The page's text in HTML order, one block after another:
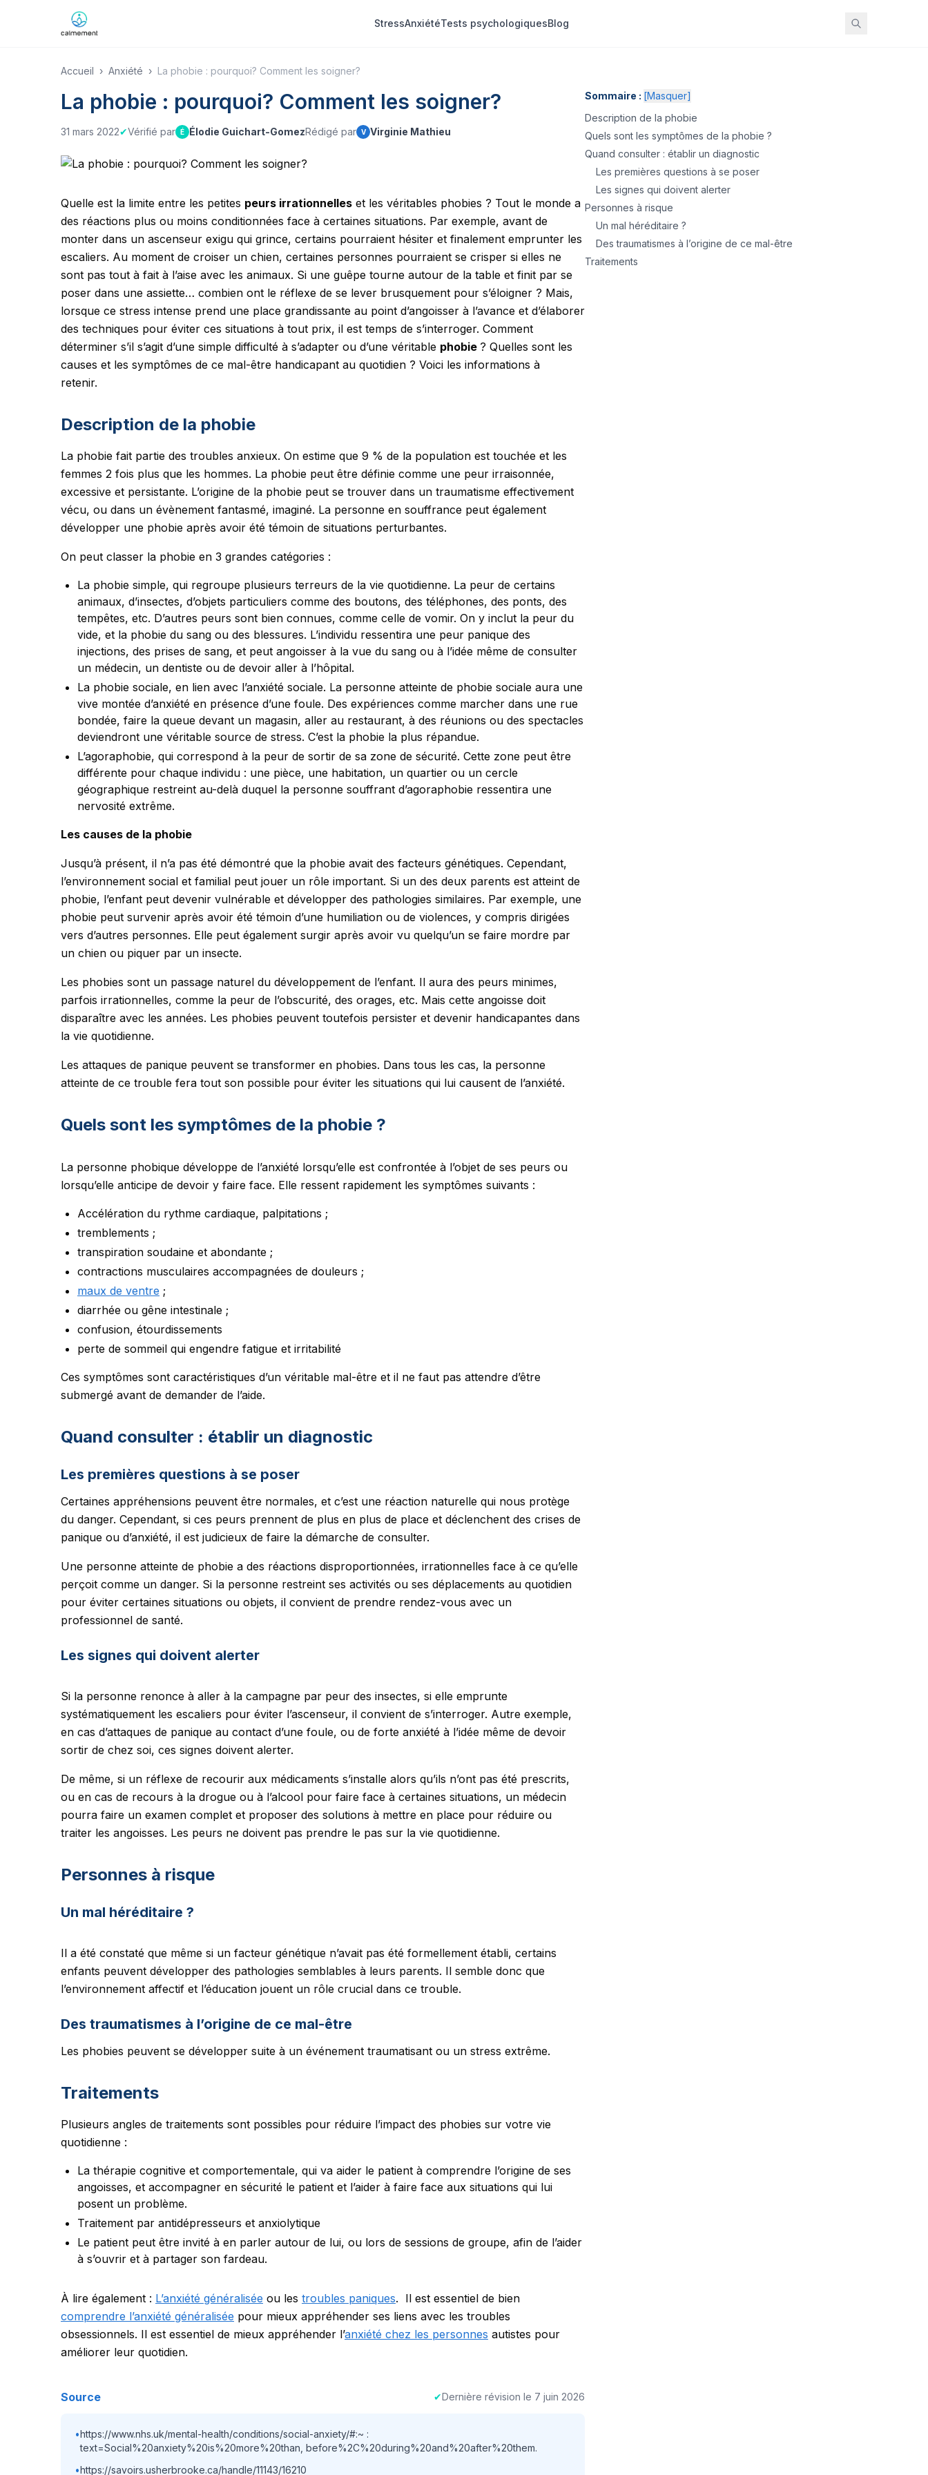
StressAnxiétéTests psychologiquesBlog
Accueil › Anxiété › La phobie : pourquoi? Comment les soigner?
La phobie : pourquoi? Comment les soigner?
31 mars 2022✔Vérifié par É Élodie Guichart-GomezRédigé par V Virginie Mathieu
Quelle est la limite entre les petites peurs irrationnelles et les véritables phobies ? Tout le monde a
des réactions plus ou moins conditionnées face à certaines situations. Par exemple, avant de
monter dans un ascenseur exigu qui grince, certains pourraient hésiter et finalement emprunter les
escaliers. Au moment de croiser un chien, certaines personnes pourraient se crisper si elles ne
sont pas tout à fait à l’aise avec les animaux. Si une guêpe tourne autour de la table et finit par se
poser dans une assiette… combien ont le réflexe de se lever brusquement pour s’éloigner ? Mais,
lorsque ce stress intense prend une place grandissante au point d’angoisser à l’avance et d’élaborer
des techniques pour éviter ces situations à tout prix, il est temps de s’interroger. Comment
déterminer s’il s’agit d’une simple difficulté à s’adapter ou d’une véritable phobie ? Quelles sont les
causes et les symptômes de ce mal-être handicapant au quotidien ? Voici les informations à
retenir.
Description de la phobie
La phobie fait partie des troubles anxieux. On estime que 9 % de la population est touchée et les
femmes 2 fois plus que les hommes. La phobie peut être définie comme une peur irraisonnée,
excessive et persistante. L’origine de la phobie peut se trouver dans un traumatisme effectivement
vécu, ou dans un évènement fantasmé, imaginé. La personne en souffrance peut également
développer une phobie après avoir été témoin de situations perturbantes.
On peut classer la phobie en 3 grandes catégories :
La phobie simple, qui regroupe plusieurs terreurs de la vie quotidienne. La peur de certains
animaux, d’insectes, d’objets particuliers comme des boutons, des téléphones, des ponts, des
tempêtes, etc. D’autres peurs sont bien connues, comme celle de vomir. On y inclut la peur du
vide, et la phobie du sang ou des blessures. L’individu ressentira une peur panique des
injections, des prises de sang, et peut angoisser à la vue du sang ou à l’idée même de consulter
un médecin, un dentiste ou de devoir aller à l’hôpital.
La phobie sociale, en lien avec l’anxiété sociale. La personne atteinte de phobie sociale aura une
vive montée d’anxiété en présence d’une foule. Des expériences comme marcher dans une rue
bondée, faire la queue devant un magasin, aller au restaurant, à des réunions ou des spectacles
deviendront une véritable source de stress. C’est la phobie la plus répandue.
L’agoraphobie, qui correspond à la peur de sortir de sa zone de sécurité. Cette zone peut être
différente pour chaque individu : une pièce, une habitation, un quartier ou un cercle
géographique restreint au-delà duquel la personne souffrant d’agoraphobie ressentira une
nervosité extrême.
Les causes de la phobie
Jusqu’à présent, il n’a pas été démontré que la phobie avait des facteurs génétiques. Cependant,
l’environnement social et familial peut jouer un rôle important. Si un des deux parents est atteint de
phobie, l’enfant peut devenir vulnérable et développer des pathologies similaires. Par exemple, une
phobie peut survenir après avoir été témoin d’une humiliation ou de violences, y compris dirigées
vers d’autres personnes. Elle peut également surgir après avoir vu quelqu’un se faire mordre par
un chien ou piquer par un insecte.
Les phobies sont un passage naturel du développement de l’enfant. Il aura des peurs minimes,
parfois irrationnelles, comme la peur de l’obscurité, des orages, etc. Mais cette angoisse doit
disparaître avec les années. Les phobies peuvent toutefois persister et devenir handicapantes dans
la vie quotidienne.
Les attaques de panique peuvent se transformer en phobies. Dans tous les cas, la personne
atteinte de ce trouble fera tout son possible pour éviter les situations qui lui causent de l’anxiété.
Quels sont les symptômes de la phobie ?
La personne phobique développe de l’anxiété lorsqu’elle est confrontée à l’objet de ses peurs ou
lorsqu’elle anticipe de devoir y faire face. Elle ressent rapidement les symptômes suivants :
Accélération du rythme cardiaque, palpitations ;
tremblements ;
transpiration soudaine et abondante ;
contractions musculaires accompagnées de douleurs ;
maux de ventre ;
diarrhée ou gêne intestinale ;
confusion, étourdissements
perte de sommeil qui engendre fatigue et irritabilité
Ces symptômes sont caractéristiques d’un véritable mal-être et il ne faut pas attendre d’être
submergé avant de demander de l’aide.
Quand consulter : établir un diagnostic
Les premières questions à se poser
Certaines appréhensions peuvent être normales, et c’est une réaction naturelle qui nous protège
du danger. Cependant, si ces peurs prennent de plus en plus de place et déclenchent des crises de
panique ou d’anxiété, il est judicieux de faire la démarche de consulter.
Une personne atteinte de phobie a des réactions disproportionnées, irrationnelles face à ce qu’elle
perçoit comme un danger. Si la personne restreint ses activités ou ses déplacements au quotidien
pour éviter certaines situations ou objets, il convient de prendre rendez-vous avec un
professionnel de santé.
Les signes qui doivent alerter
Si la personne renonce à aller à la campagne par peur des insectes, si elle emprunte
systématiquement les escaliers pour éviter l’ascenseur, il convient de s’interroger. Autre exemple,
en cas d’attaques de panique au contact d’une foule, ou de forte anxiété à l’idée même de devoir
sortir de chez soi, ces signes doivent alerter.
De même, si un réflexe de recourir aux médicaments s’installe alors qu’ils n’ont pas été prescrits,
ou en cas de recours à la drogue ou à l’alcool pour faire face à certaines situations, un médecin
pourra faire un examen complet et proposer des solutions à mettre en place pour réduire ou
traiter les angoisses. Les peurs ne doivent pas prendre le pas sur la vie quotidienne.
Personnes à risque
Un mal héréditaire ?
Il a été constaté que même si un facteur génétique n’avait pas été formellement établi, certains
enfants peuvent développer des pathologies semblables à leurs parents. Il semble donc que
l’environnement affectif et l’éducation jouent un rôle crucial dans ce trouble.
Des traumatismes à l’origine de ce mal-être
Les phobies peuvent se développer suite à un événement traumatisant ou un stress extrême.
Traitements
Plusieurs angles de traitements sont possibles pour réduire l’impact des phobies sur votre vie
quotidienne :
La thérapie cognitive et comportementale, qui va aider le patient à comprendre l’origine de ses
angoisses, et accompagner en sécurité le patient et l’aider à faire face aux situations qui lui
posent un problème.
Traitement par antidépresseurs et anxiolytique
Le patient peut être invité à en parler autour de lui, ou lors de sessions de groupe, afin de l’aider
à s’ouvrir et à partager son fardeau.
À lire également : L’anxiété généralisée ou les troubles paniques. Il est essentiel de bien
comprendre l’anxiété généralisée pour mieux appréhender ses liens avec les troubles
obsessionnels. Il est essentiel de mieux appréhender l’anxiété chez les personnes autistes pour
améliorer leur quotidien.
Source ✔Dernière révision le 7 juin 2026
•https://www.nhs.uk/mental-health/conditions/social-anxiety/#:~ :
text=Social%20anxiety%20is%20more%20than, before%2C%20during%20and%20after%20them.
•https://savoirs.usherbrooke.ca/handle/11143/16210
Sommaire : [Masquer]
Description de la phobie
Quels sont les symptômes de la phobie ?
Quand consulter : établir un diagnostic
Les premières questions à se poser
Les signes qui doivent alerter
Personnes à risque
Un mal héréditaire ?
Des traumatismes à l’origine de ce mal-être
Traitements